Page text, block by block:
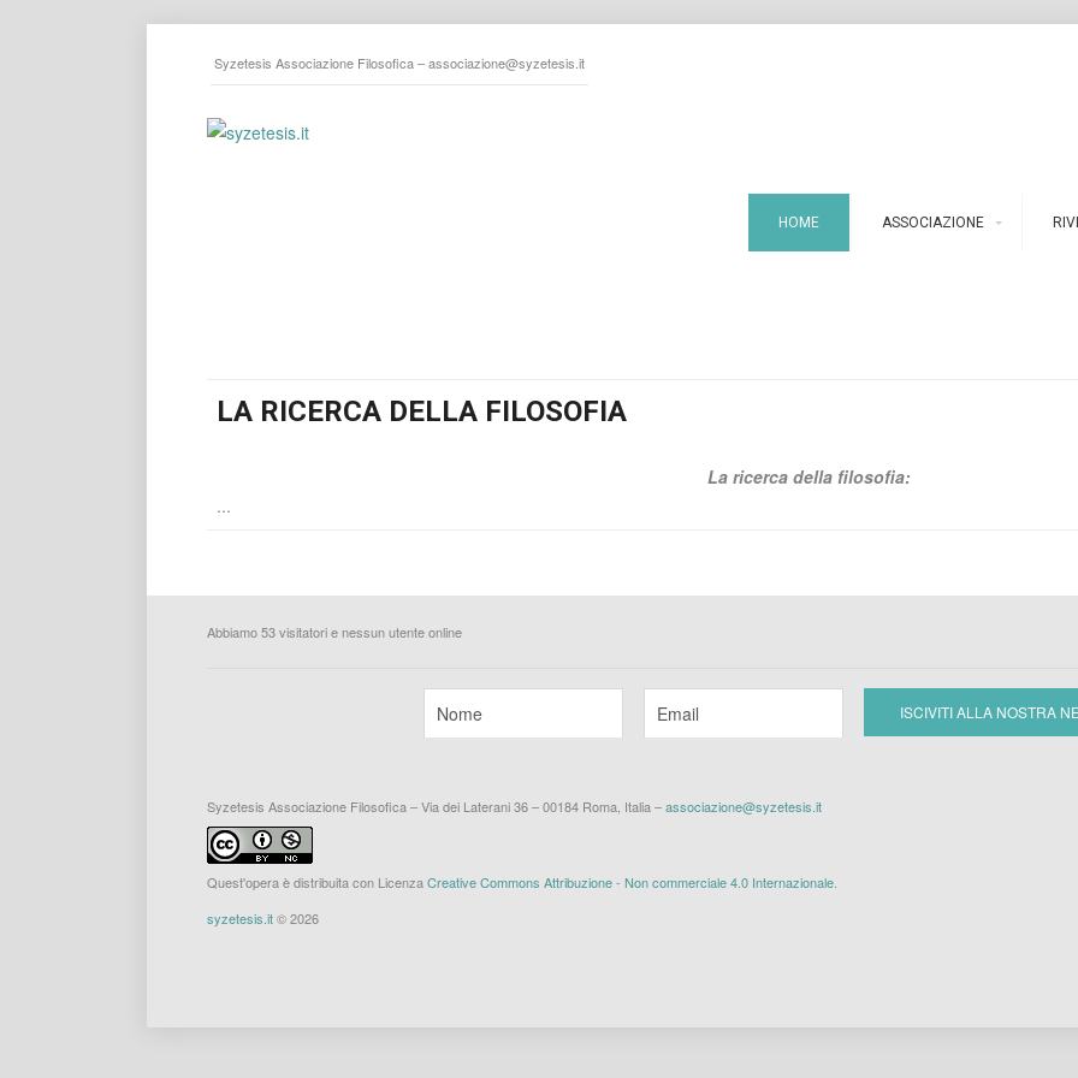
Syzetesis Associazione Filosofica –associazione@syzetesis.it
HOME ASSOCIAZIONE
LA RICERCA DELLA FILOSOFIA
La ricerca della filosofia:
...
Abbiamo 53 visitatori e nessun utente online
Syzetesis Associazione Filosofica – Via dei Laterani 36 – 00184 Roma, Italia –associazione@syzetesis.it
Quest'opera è distribuita con LicenzaCreative Commons Attribuzione - Non commerciale 4.0 Internazionale
syzetesis.it© 2026